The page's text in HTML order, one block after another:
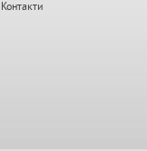
Контакти